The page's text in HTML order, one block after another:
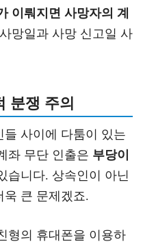
이뤄지면 사망자의 계
망일과 사망 신고일 사
분쟁 주의
사이에 다툼이 있는
좌 무단 인출은 부당이
습니다. 상속인이 아닌
욱 큰 문제겠죠.
형의 휴대폰을 이용하